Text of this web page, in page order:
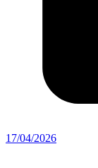
17/04/2026